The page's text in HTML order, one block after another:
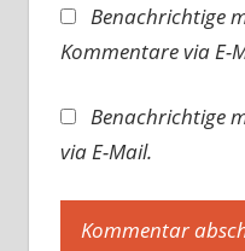
Benachrichtige
Kommentare via E-
Benachrichtige
via E-Mail.